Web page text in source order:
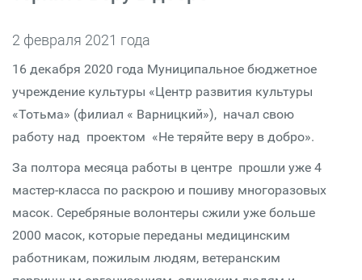
2 февраля 2021 года
16 декабря 2020 года Муниципальное бюджетное
учреждение культуры «Центр развития культуры
«Тотьма» (филиал « Варницкий»), начал свою
работу над проектом «Не теряйте веру в добро».
За полтора месяца работы в центре прошли уже 4
мастер-класса по раскрою и пошиву многоразовых
масок. Серебряные волонтеры сжили уже больше
2000 масок, которые переданы медицинским
работникам, пожилым людям, ветеранским